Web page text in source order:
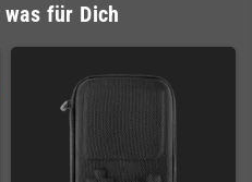
für Dich